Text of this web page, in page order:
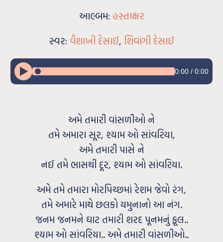
આલ્બમ: હસ્તાક્ષર
સ્વર: વૈશાખી દેસાઈ, શિવાંગી દેસાઈ
0:00/ 0:00
અમે તમારી વાંસળીઓ ને
તમે અમારા સૂર, શ્યામ ઓ સાંવરિયા,
અમે તમારી પાસે ને
નઈ તમે ભાસથી દૂર, શ્યામ ઓ સાંવરિયા.
અમે તમે તમારા મોરપિચ્છમાં રેશમ જેવો રંગ,
તમે અમારે માથે છલકો યમુનાનો આ નંગ.
જનમ જનમને ઘાટ તમારી શરદ પૂનમનું ફૂલ..
શ્યામ ઓ સાંવરિયા.. અમે તમારી વાંસળીઓ..